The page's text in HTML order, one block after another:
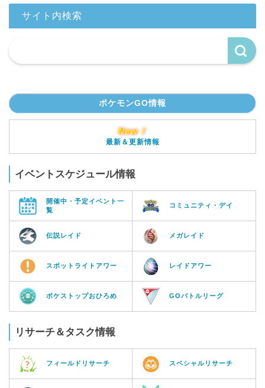
サイト内検索
ポケモンGO情報
New！
最新＆更新情報
イベントスケジュール情報
開催中・予定イベント一
覧
コミュニティ・デイ
伝説レイド メガレイド
スポットライトアワー レイドアワー
ポケストップおひろめ GOバトルリーグ
リサーチ＆タスク情報
フィールドリサーチ スペシャルリサーチ